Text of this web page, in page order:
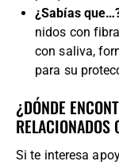
¿Sabías
nidos con
con saliva,
para su
¿DÓNDE
RELACIONADOS
Si te interesa